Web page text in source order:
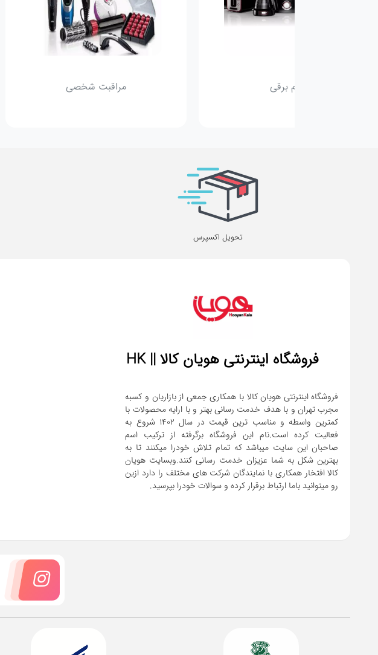
تحویل اکسپرس
فروشگاه اینترنتی هویان کالا || HK
فروشگاه اینترنتی هویان کالا با همکاری جمعی از بازاریان و کسبه
مجرب تهران و با هدف خدمت رسانی بهتر و با ارایه محصولات با
کمترین واسطه و مناسب ترین قیمت در سال 1402 شروع به
فعالیت کرده است.نام این فروشگاه برگرفته از ترکیب اسم
صاحبان این سایت میباشد که تمام تلاش خودرا میکنند تا به
بهترین شکل به شما عزیزان خدمت رسانی کنند.وبسایت هویان
کالا افتخار همکاری با نمایندگان شرکت های مختلف را دارد ازین
رو میتوانید باما ارتباط برقرار کرده و سوالات خودرا بپرسید.